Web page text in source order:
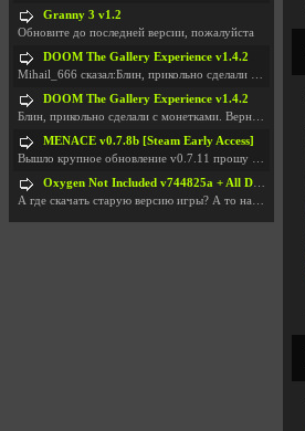
Granny 3 v1.2
Обновите до последней версии, пожалуйста
DOOM The Gallery Experience v1.4.2
Mihail_666 сказал:Блин, прикольно сделали с монетк
DOOM The Gallery Experience v1.4.2
Блин, прикольно сделали с монетками. Вернулся в св
MENACE v0.7.8b [Steam Early Access]
Вышло крупное обновление v0.7.11 прошу обновить
Oxygen Not Included v744825a + All DLC
А где скачать старую версию игры? А то на новой но